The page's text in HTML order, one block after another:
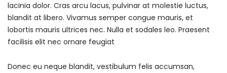
lacinia dolor. Cras arcu lacus, pulvinar at molestie luctus,
blandit at libero. Vivamus semper congue mauris, et
lobortis mauris ultrices nec. Nulla et sodales leo. Praesent
facilisis elit nec ornare feugiat
Donec eu neque blandit, vestibulum felis accumsan,